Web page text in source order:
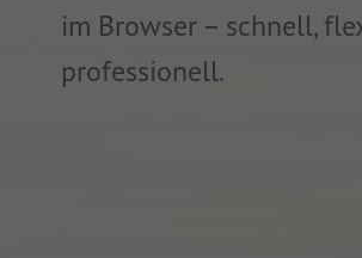
im Browser – schnell,
professionell.